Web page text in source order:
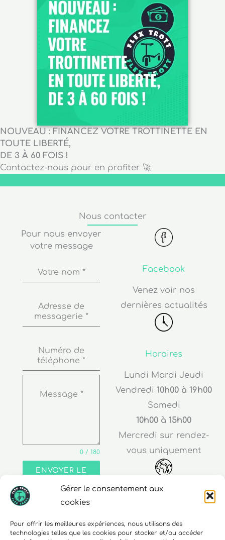
Gérer le consentement aux
cookies
Pour offrir les meilleures expériences, nous utilisons des
technologies telles que les cookies pour stocker et/ou accéder
NOUVEAU : FINANCEZ VOTRE TROTTINETTE EN
TOUTE LIBERTÉ,
DE 3 À 60 FOIS !
Contactez-nous pour en profiter 🚀
Nous contacter
Pour nous envoyer
votre message
Votre nom *
Adresse de
messagerie *
Numéro de
téléphone *
Message *
0 / 180
ENVOYER LE
Facebook
Venez voir nos
dernières actualités
Horaires
Lundi Mardi Jeudi
Vendredi 10h00 à 19h00
Samedi
10h00 à 15h00
Mercredi sur rendez-
vous uniquement
30 rue Edouard Richard
68000 Colmar